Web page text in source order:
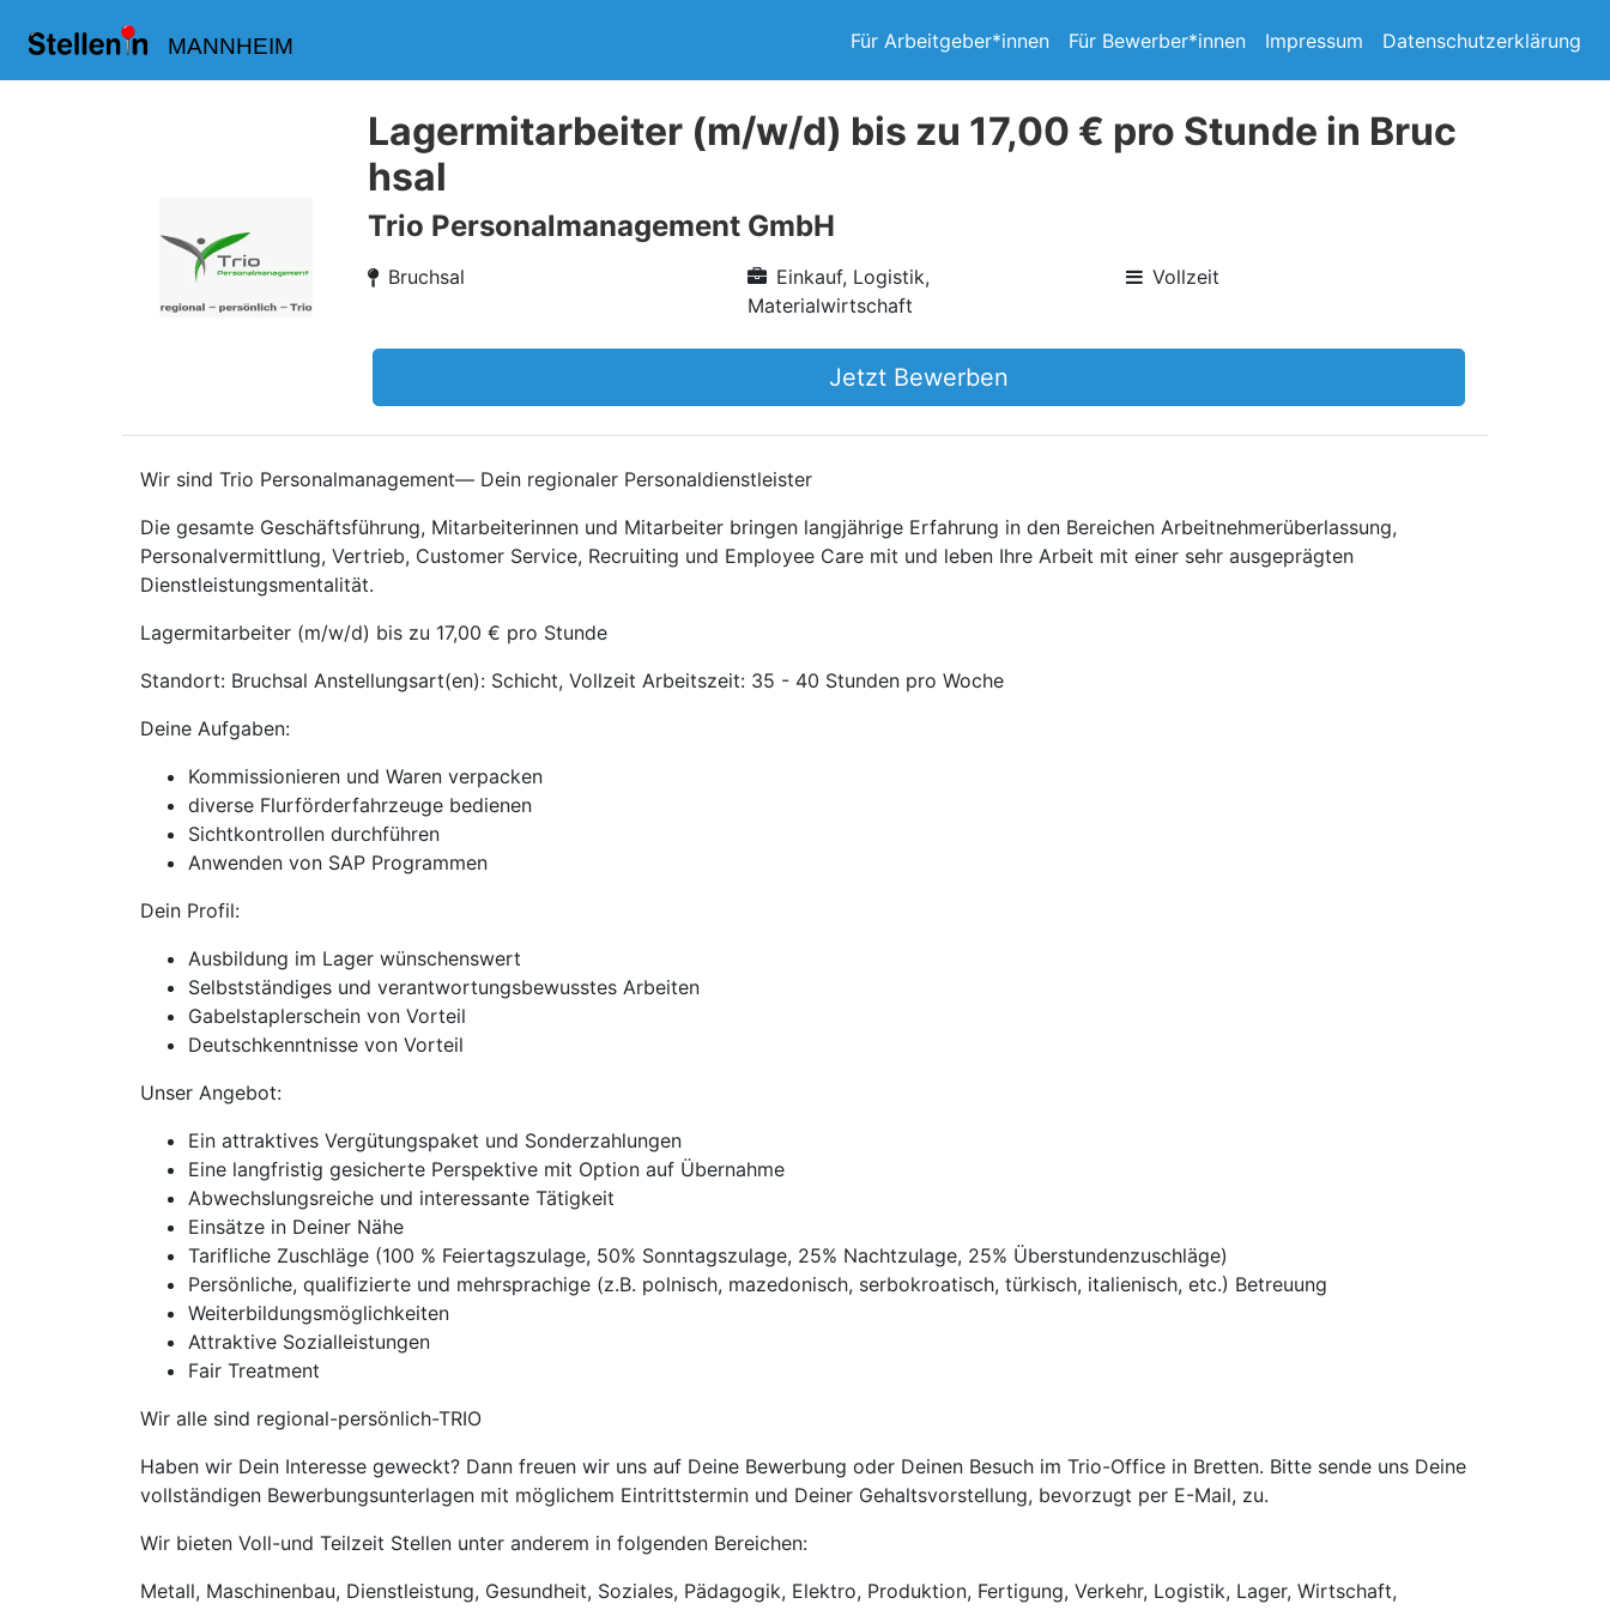
MANNHEIM Für Arbeitgeber*innen Für Bewerber*innen Impressum Datenschutzerklärung
Lagermitarbeiter (m/w/d) bis zu 17,00 € pro Stunde in Bruc
hsal
Trio Personalmanagement GmbH
Bruchsal
Einkauf, Logistik,
Materialwirtschaft
Vollzeit
Jetzt Bewerben
Wir sind Trio Personalmanagement— Dein regionaler Personaldienstleister
Die gesamte Geschäftsführung, Mitarbeiterinnen und Mitarbeiter bringen langjährige Erfahrung in den Bereichen Arbeitnehmerüberlassung,
Personalvermittlung, Vertrieb, Customer Service, Recruiting und Employee Care mit und leben Ihre Arbeit mit einer sehr ausgeprägten
Dienstleistungsmentalität.
Lagermitarbeiter (m/w/d) bis zu 17,00 € pro Stunde
Standort: Bruchsal Anstellungsart(en): Schicht, Vollzeit Arbeitszeit: 35 - 40 Stunden pro Woche
Deine Aufgaben:
Kommissionieren und Waren verpacken
diverse Flurförderfahrzeuge bedienen
Sichtkontrollen durchführen
Anwenden von SAP Programmen
Dein Profil:
Ausbildung im Lager wünschenswert
Selbstständiges und verantwortungsbewusstes Arbeiten
Gabelstaplerschein von Vorteil
Deutschkenntnisse von Vorteil
Unser Angebot:
Ein attraktives Vergütungspaket und Sonderzahlungen
Eine langfristig gesicherte Perspektive mit Option auf Übernahme
Abwechslungsreiche und interessante Tätigkeit
Einsätze in Deiner Nähe
Tarifliche Zuschläge (100 % Feiertagszulage, 50% Sonntagszulage, 25% Nachtzulage, 25% Überstundenzuschläge)
Persönliche, qualifizierte und mehrsprachige (z.B. polnisch, mazedonisch, serbokroatisch, türkisch, italienisch, etc.) Betreuung
Weiterbildungsmöglichkeiten
Attraktive Sozialleistungen
Fair Treatment
Wir alle sind regional-persönlich-TRIO
Haben wir Dein Interesse geweckt? Dann freuen wir uns auf Deine Bewerbung oder Deinen Besuch im Trio-Office in Bretten. Bitte sende uns Deine
vollständigen Bewerbungsunterlagen mit möglichem Eintrittstermin und Deiner Gehaltsvorstellung, bevorzugt per E-Mail, zu.
Wir bieten Voll-und Teilzeit Stellen unter anderem in folgenden Bereichen:
Metall, Maschinenbau, Dienstleistung, Gesundheit, Soziales, Pädagogik, Elektro, Produktion, Fertigung, Verkehr, Logistik, Lager, Wirtschaft,